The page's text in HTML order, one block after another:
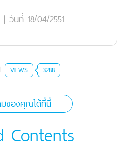
| วันที่ 18/04/2551
VIEWS 3288
ของคุณได้ที่นี่
Contents